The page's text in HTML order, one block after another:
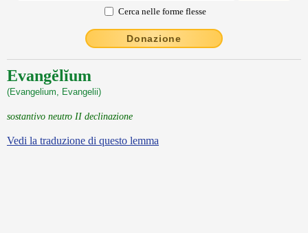
Cerca nelle forme flesse
Donazione
Evangĕlĭum
(Evangelium, Evangelii)
sostantivo neutro II declinazione
Vedi la traduzione di questo lemma